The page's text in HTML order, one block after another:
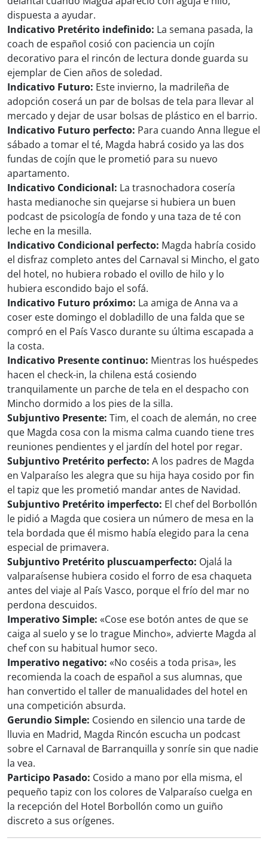
dispuesta a ayudar.
Indicativo Pretérito indefinido: La semana pasada, la
coach de español cosió con paciencia un cojín
decorativo para el rincón de lectura donde guarda su
ejemplar de Cien años de soledad.
Indicativo Futuro: Este invierno, la madrileña de
adopción coserá un par de bolsas de tela para llevar al
mercado y dejar de usar bolsas de plástico en el barrio.
Indicativo Futuro perfecto: Para cuando Anna llegue el
sábado a tomar el té, Magda habrá cosido ya las dos
fundas de cojín que le prometió para su nuevo
apartamento.
Indicativo Condicional: La trasnochadora cosería
hasta medianoche sin quejarse si hubiera un buen
podcast de psicología de fondo y una taza de té con
leche en la mesilla.
Indicativo Condicional perfecto: Magda habría cosido
el disfraz completo antes del Carnaval si Mincho, el gato
del hotel, no hubiera robado el ovillo de hilo y lo
hubiera escondido bajo el sofá.
Indicativo Futuro próximo: La amiga de Anna va a
coser este domingo el dobladillo de una falda que se
compró en el País Vasco durante su última escapada a
la costa.
Indicativo Presente continuo: Mientras los huéspedes
hacen el check-in, la chilena está cosiendo
tranquilamente un parche de tela en el despacho con
Mincho dormido a los pies de la silla.
Subjuntivo Presente: Tim, el coach de alemán, no cree
que Magda cosa con la misma calma cuando tiene tres
reuniones pendientes y el jardín del hotel por regar.
Subjuntivo Pretérito perfecto: A los padres de Magda
en Valparaíso les alegra que su hija haya cosido por fin
el tapiz que les prometió mandar antes de Navidad.
Subjuntivo Pretérito imperfecto: El chef del Borbollón
le pidió a Magda que cosiera un número de mesa en la
tela bordada que él mismo había elegido para la cena
especial de primavera.
Subjuntivo Pretérito pluscuamperfecto: Ojalá la
valparaísense hubiera cosido el forro de esa chaqueta
antes del viaje al País Vasco, porque el frío del mar no
perdona descuidos.
Imperativo Simple: «Cose ese botón antes de que se
caiga al suelo y se lo trague Mincho», advierte Magda al
chef con su habitual humor seco.
Imperativo negativo: «No coséis a toda prisa», les
recomienda la coach de español a sus alumnas, que
han convertido el taller de manualidades del hotel en
una competición absurda.
Gerundio Simple: Cosiendo en silencio una tarde de
lluvia en Madrid, Magda Rincón escucha un podcast
sobre el Carnaval de Barranquilla y sonríe sin que nadie
la vea.
Participo Pasado: Cosido a mano por ella misma, el
pequeño tapiz con los colores de Valparaíso cuelga en
la recepción del Hotel Borbollón como un guiño
discreto a sus orígenes.